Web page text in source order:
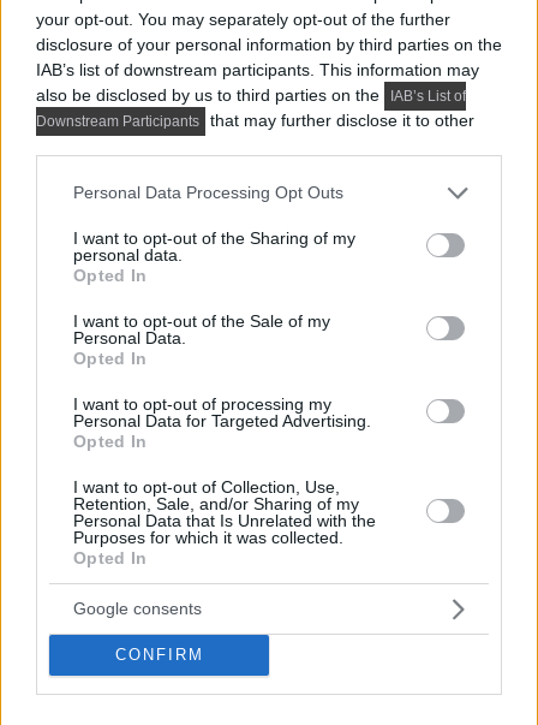
your opt-out. You may separately opt-out of the further
disclosure of your personal information by third parties on the
IAB’s list of downstream participants. This information may
also be disclosed by us to third parties on the
IAB’s List of
Downstream Participants
that may further disclose it to other
Please note that this website/app uses one or more Google
not limited to your visit or usage behaviour. You may click to
grant or deny consent to Google and its third-party tags to
use your data for below specified purposes in below Google
consent section.
Personal Data Processing Opt Outs
I want to opt-out of the Sharing of my
personal data.
Opted In
I want to opt-out of the Sale of my
Personal Data.
Opted In
I want to opt-out of processing my
Personal Data for Targeted Advertising.
Opted In
I want to opt-out of Collection, Use,
Retention, Sale, and/or Sharing of my
Personal Data that Is Unrelated with the
Purposes for which it was collected.
Opted In
Google consents
CONFIRM
Praktikus lakberendezési ötletek
PRAKTIKUS LAKBERENDEZÉSI ÖTLETEK, TIPPEK, TANÁCSOK
amelyet később könnyű megbánni
TOVÁBBIAK BETÖLTÉSE